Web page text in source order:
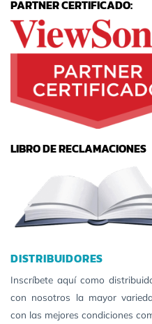
PARTNER CERTIFICADO:
LIBRO DE RECLAMACIONES
DISTRIBUIDORES
Inscríbete aquí como
con nosotros la mayor
con las mejores condiciones